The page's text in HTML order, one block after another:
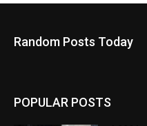
Random Posts Today
POPULAR POSTS